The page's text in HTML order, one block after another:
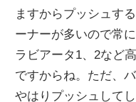
ますからプッシュす
ーナーが多いので常
ラビアータ1、2など
ですからね。ただ、
やはりプッシュして